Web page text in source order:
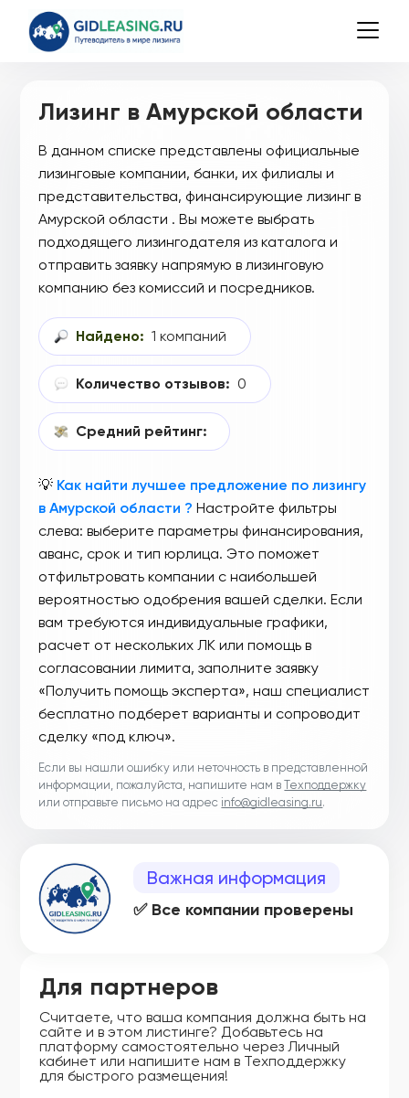
Лизинг в Амурской области
В данном списке представлены официальные
лизинговые компании, банки, их филиалы и
представительства, финансирующие лизинг в
Амурской области . Вы можете выбрать
подходящего лизингодателя из каталога и
отправить заявку напрямую в лизинговую
компанию без комиссий и посредников.
Найдено: 1 компаний
Количество отзывов: 0
Средний рейтинг:
💡 Как найти лучшее предложение по лизингу
в Амурской области ? Настройте фильтры
слева: выберите параметры финансирования,
аванс, срок и тип юрлица. Это поможет
отфильтровать компании с наибольшей
вероятностью одобрения вашей сделки. Если
вам требуются индивидуальные графики,
расчет от нескольких ЛК или помощь в
согласовании лимита, заполните заявку
«Получить помощь эксперта», наш специалист
бесплатно подберет варианты и сопроводит
сделку «под ключ».
Если вы нашли ошибку или неточность в представленной
информации, пожалуйста, напишите нам вТехподдержку
или отправьте письмо на адрес info@gidleasing.ru.
Важная информация
✅ Все компании проверены
Для партнеров
Считаете, что ваша компания должна быть на
сайте и в этом листинге? Добавьтесь на
платформу самостоятельно через Личный
кабинет или напишите нам в Техподдержку
для быстрого размещения!